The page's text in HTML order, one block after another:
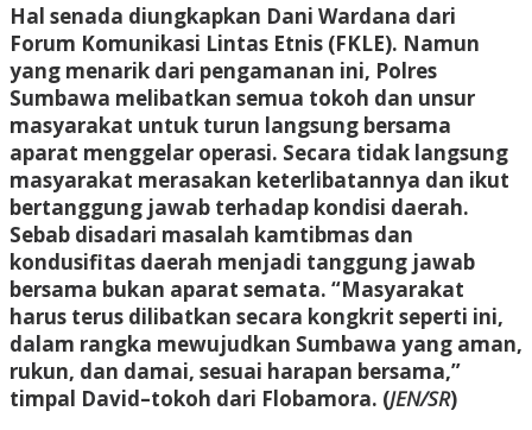
Hal senada diungkapkan Dani Wardana dari
Forum Komunikasi Lintas Etnis (FKLE). Namun
yang menarik dari pengamanan ini, Polres
Sumbawa melibatkan semua tokoh dan unsur
masyarakat untuk turun langsung bersama
aparat menggelar operasi. Secara tidak langsung
masyarakat merasakan keterlibatannya dan ikut
bertanggung jawab terhadap kondisi daerah.
Sebab disadari masalah kamtibmas dan
kondusifitas daerah menjadi tanggung jawab
bersama bukan aparat semata. “Masyarakat
harus terus dilibatkan secara kongkrit seperti ini,
dalam rangka mewujudkan Sumbawa yang aman,
rukun, dan damai, sesuai harapan bersama,”
timpal David–tokoh dari Flobamora. (JEN/SR)